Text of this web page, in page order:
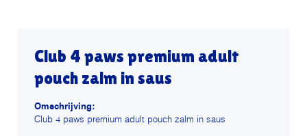
Club 4 paws premium adult
pouch zalm in saus
Omschrijving:
Club 4 paws premium adult pouch zalm in saus